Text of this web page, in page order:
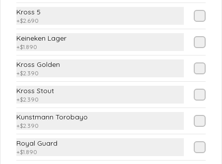
Ensalada Don Vicho
(Mix Lechuga,Huevo duro, Tomatito
cherry, Palta, Queso cabra, Zapallitos
$9.990
Ensalada Emporio El
Caramaño
(Mix Lechugas, Rúcula, Aceitunas,
Camarones o Pollo, Tomate, Cebolla
morada, aderezos)
Kross 5
+$2.690
Keineken Lager
+$1.890
Kross Golden
+$2.390
Kross Stout
+$2.390
Kunstmann Torobayo
+$2.390
Royal Guard
+$1.890